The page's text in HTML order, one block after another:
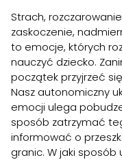
Strach,
zaskoczenie,
to emocje, których
nauczyć dziecko.
początek przyjrzeć
Nasz autonomiczny
emocji ulega
sposób zatrzymać
informować o
granic. W jaki sposób